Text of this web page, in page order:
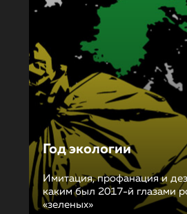
Год экологии
Имитация, профанация и
каким был 2017-й глазами
«зеленых»